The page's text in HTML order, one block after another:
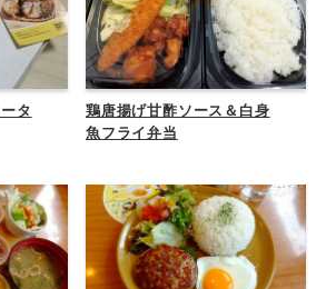
タ
鶏唐揚げ甘酢ソース＆白身
魚フライ弁当